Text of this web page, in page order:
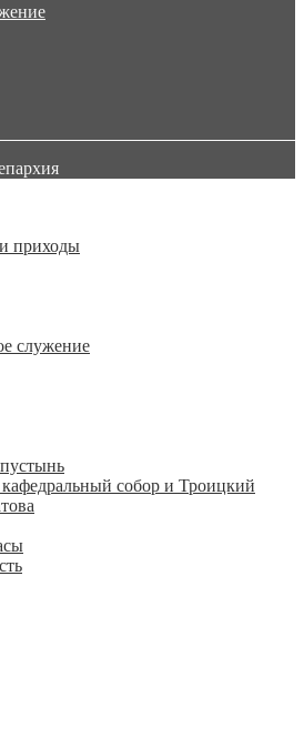
приходы
служение
собор и Троицкий